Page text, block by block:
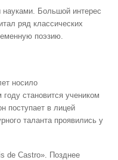
Большой интерес
ряд классических
поэзию.
носило
становится учеником
поступает в лицей
таланта проявились у
de Castro». Позднее